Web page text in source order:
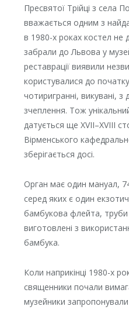
Пресвятої Трійці з села
вважається одним з
в 1980-х роках костел не
забрали до Львова у музей
реставрації виявили
користувалися до
чотиригранні, викувані,
зчеплення. Тож
датується ще ХVII–XVIII
Вірменського
зберігається досі.
Орган має один мануал,
серед яких є один
бамбукова флейта, труби
виготовлені з
бамбука.
Коли наприкінці 1980-х
священники почали
музейники